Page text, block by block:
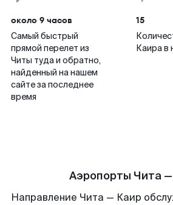
около 9 часов
Самый быстрый
прямой перелет из
Читы туда и обратно,
найденный на нашем
сайте за последнее
время
15
Каира в
Аэропорты Чита
Направление Чита — Каир